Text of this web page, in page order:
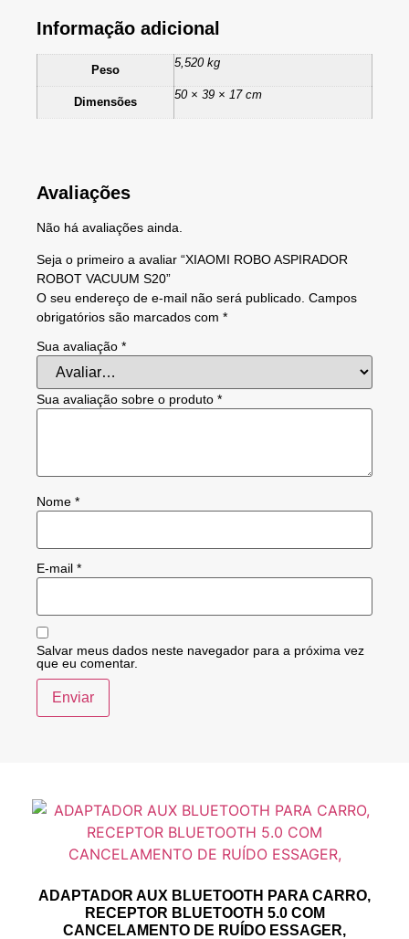
Informação adicional
Peso
5,520 kg
Dimensões
50 × 39 × 17 cm
Avaliações
Não há avaliações ainda.
Seja o primeiro a avaliar “XIAOMI ROBO ASPIRADOR
ROBOT VACUUM S20”
O seu endereço de e-mail não será publicado. Campos
obrigatórios são marcados com *
Sua avaliação *
Sua avaliação sobre o produto *
Nome *
E-mail *
Salvar meus dados neste navegador para a próxima vez
que eu comentar.
ADAPTADOR AUX BLUETOOTH PARA CARRO,
RECEPTOR BLUETOOTH 5.0 COM
CANCELAMENTO DE RUÍDO ESSAGER,